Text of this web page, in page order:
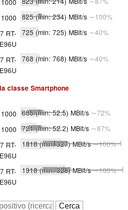
825(min: 234) MBit/s ∼100%
RT- 725 (min: 725) MBit/s ∼40%
RT- 768 (min: 768) MBit/s ∼40%
classe Smartphone
685(min: 52.5) MBit/s ∼72%
721(min: 52.2) MBit/s ∼87%
RT-
1818(min: 327)MBit/s∼100%
RT-
1918(min: 328)MBit/s∼100%